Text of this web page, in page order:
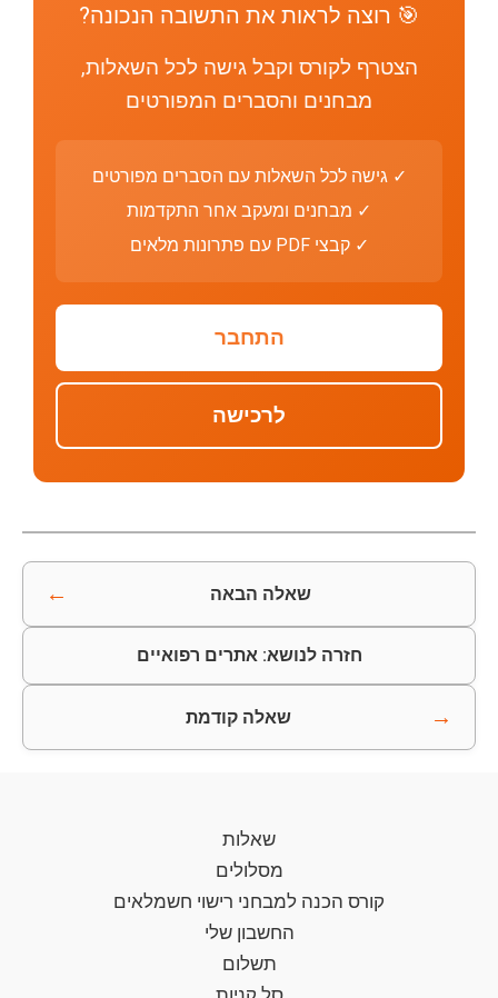
🎯 רוצה לראות את התשובה הנכונה?
הצטרף לקורס וקבל גישה לכל השאלות,
מבחנים והסברים המפורטים
✓ גישה לכל השאלות עם הסברים מפורטים
✓ מבחנים ומעקב אחר התקדמות
✓ קבצי PDF עם פתרונות מלאים
התחבר
לרכישה
שאלה הבאה ←
חזרה לנושא: אתרים רפואיים
→ שאלה קודמת
שאלות
מסלולים
קורס הכנה למבחני רישוי חשמלאים
החשבון שלי
תשלום